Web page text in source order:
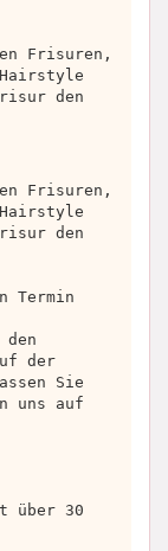
Frisuren,
Hairstyle
den
Frisuren,
Hairstyle
den
Termin
der
Sie
uns auf
über 30